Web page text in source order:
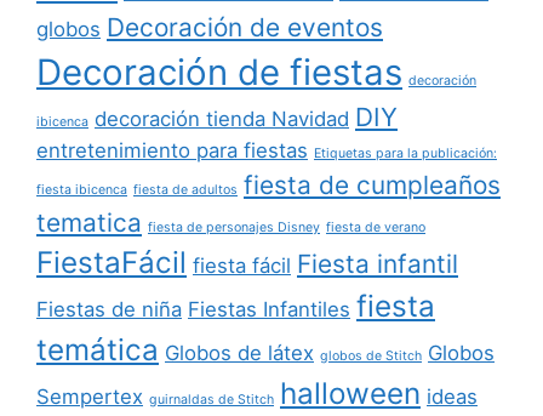
globos Decoración de eventos
Decoración de fiestas decoración
ibicenca decoración tienda Navidad DIY
entretenimiento para fiestas Etiquetas para la publicación:
fiesta ibicenca fiesta de adultos fiesta de cumpleaños
tematica fiesta de personajes Disney fiesta de verano
FiestaFácil fiesta fácil Fiesta infantil
Fiestas de niña Fiestas Infantiles fiesta
temática Globos de látex globos de Stitch Globos
Sempertex guirnaldas de Stitch halloween ideas